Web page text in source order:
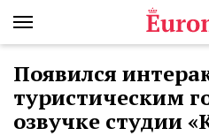
Появился
туристическим
озвучке студии